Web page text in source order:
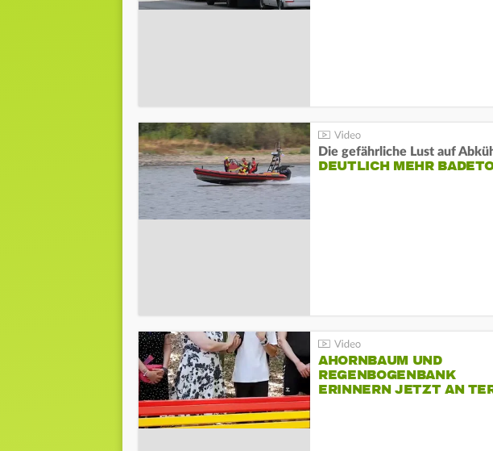
Die gefährliche Lust auf
DEUTLICH MEHR
AHORNBAUM UND
REGENBOGENBANK
ERINNERN JETZT AN